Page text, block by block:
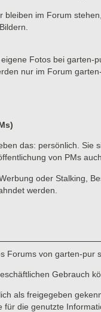
bleiben im Forum
Fotos bei garten-
nur im Forum
das: persönlich. Sie
von PMs
oder Stalking,
werden.
Forums von garten-pur
Gebrauch
als freigegeben
für die genutzte